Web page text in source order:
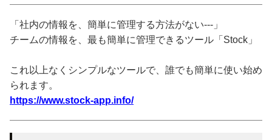
「社内の情報を、簡単に管理する方法がない---」
チームの情報を、最も簡単に管理できるツール「Stock」
これ以上なくシンプルなツールで、誰でも簡単に使い始め
られます。
https://www.stock-app.info/